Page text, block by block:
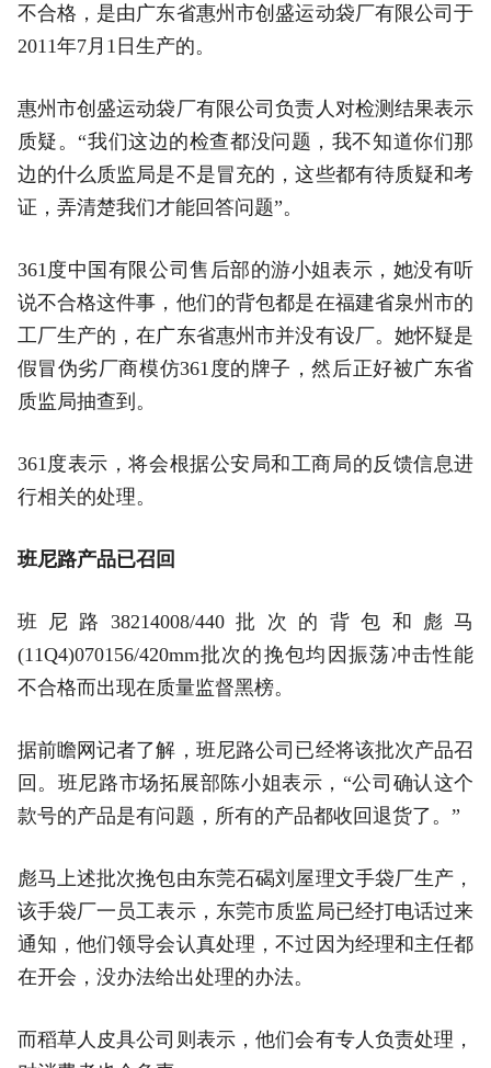
不合格，是由广东省惠州市创盛运动袋厂有限公司于
2011年7月1日生产的。
惠州市创盛运动袋厂有限公司负责人对检测结果表示
质疑。“我们这边的检查都没问题，我不知道你们那
边的什么质监局是不是冒充的，这些都有待质疑和考
证，弄清楚我们才能回答问题”。
361度中国有限公司售后部的游小姐表示，她没有听
说不合格这件事，他们的背包都是在福建省泉州市的
工厂生产的，在广东省惠州市并没有设厂。她怀疑是
假冒伪劣厂商模仿361度的牌子，然后正好被广东省
质监局抽查到。
361度表示，将会根据公安局和工商局的反馈信息进
行相关的处理。
班尼路产品已召回
班尼路38214008/440批次的背包和彪马
(11Q4)070156/420mm批次的挽包均因振荡冲击性能
不合格而出现在质量监督黑榜。
据前瞻网记者了解，班尼路公司已经将该批次产品召
回。班尼路市场拓展部陈小姐表示，“公司确认这个
款号的产品是有问题，所有的产品都收回退货了。”
彪马上述批次挽包由东莞石碣刘屋理文手袋厂生产，
该手袋厂一员工表示，东莞市质监局已经打电话过来
通知，他们领导会认真处理，不过因为经理和主任都
在开会，没办法给出处理的办法。
而稻草人皮具公司则表示，他们会有专人负责处理，